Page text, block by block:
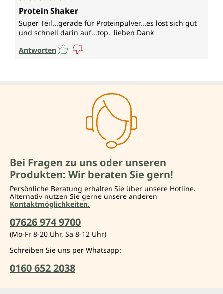
Durchschnittliche Bewertung von 5 von 5 Sternen
Protein Shaker
Super Teil...gerade für Proteinpulver...es löst sich gut
und schnell darin auf...top.. lieben Dank
Antworten
Bei Fragen zu uns oder unseren
Produkten: Wir beraten Sie gern!
Persönliche Beratung erhalten Sie über unsere Hotline.
Alternativ nutzen Sie gerne unsere anderen
Kontaktmöglichkeiten.
07626 974 9700
(Mo-Fr 8-20 Uhr, Sa 8-12 Uhr)
Schreiben Sie uns per Whatsapp:
0160 652 2038